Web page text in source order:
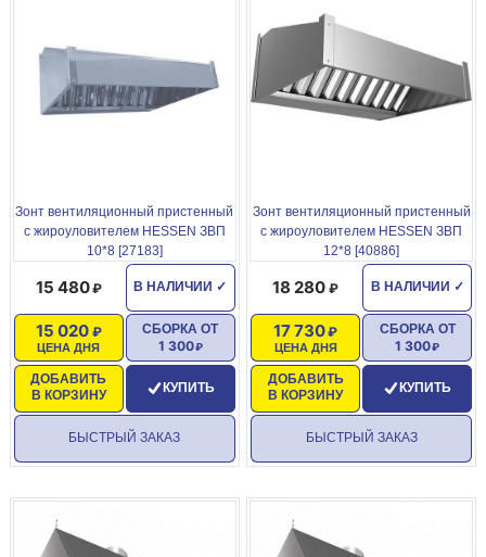
безопасной работы персонала возможна установка комплекта
светильника к зонту КС (приобретается отдельно).
Технические характеристки: Габаритные размеры
500х800х500мм; Тип зонта козырьковый; Наличие лабиринтных
КОД ИЗДЕЛИЯ
Зонт вентиляционный пристенный
с жироуловителем HESSEN ЗВП
10*8 [27183]
В НАЛИЧИИ ✓
15 480
ЦЕНА ДНЯ
15 020
ДОБАВИТЬ
В КОРЗИНУ
СБОРКА ОТ
1 300
КУПИТЬ
БЫСТРЫЙ ЗАКАЗ
Зонт вентиляционный пристенный
с жироуловителем HESSEN ЗВП
12*8 [40886]
В НАЛИЧИИ ✓
18 280
ЦЕНА ДНЯ
17 730
ДОБАВИТЬ
В КОРЗИНУ
СБОРКА ОТ
1 300
КУПИТЬ
БЫСТРЫЙ ЗАКАЗ